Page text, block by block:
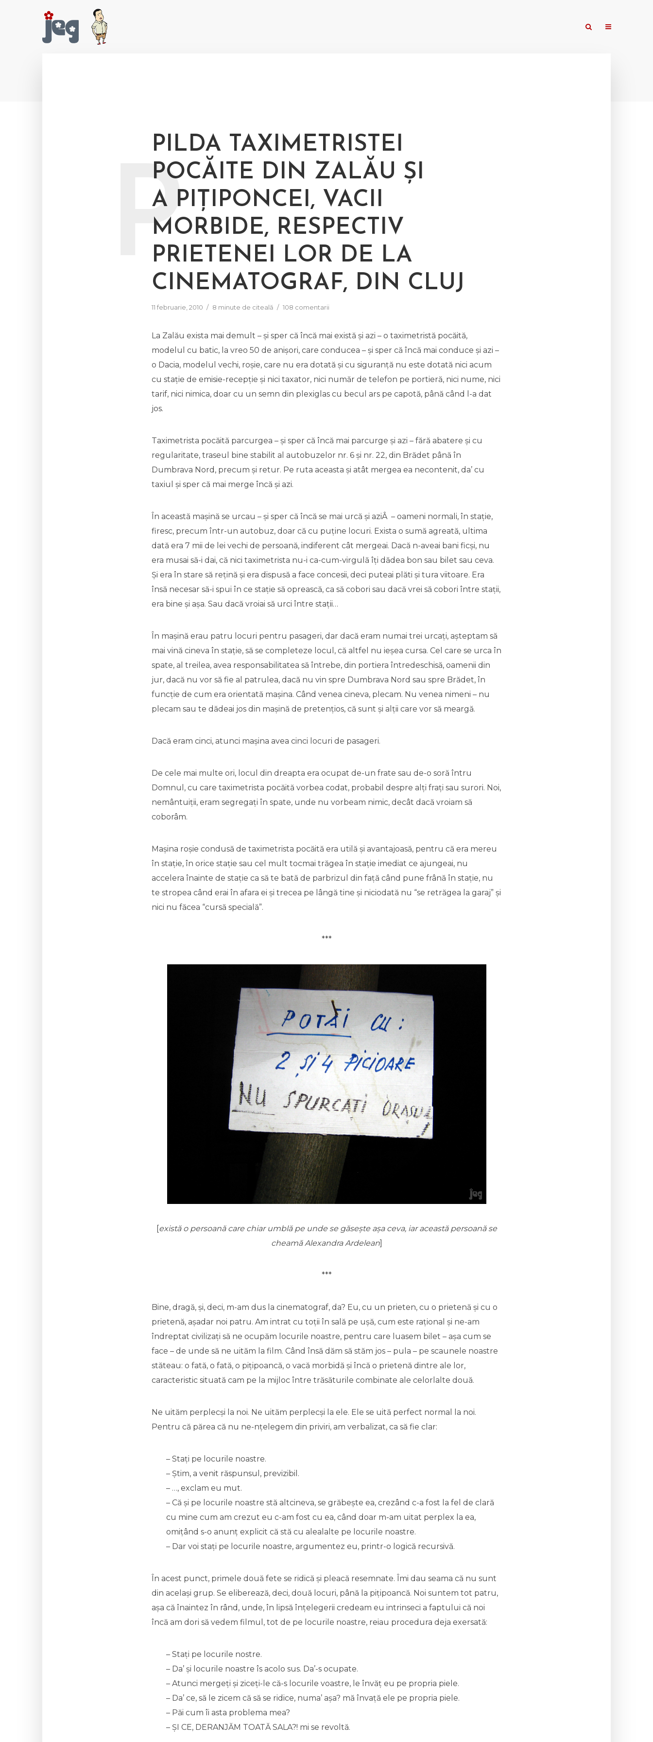
PILDA TAXIMETRISTEI
POCĂITE DIN ZALĂU ȘI
A PIȚIPONCEI, VACII
MORBIDE, RESPECTIV
PRIETENEI LOR DE LA
CINEMATOGRAF, DIN CLUJ
11 februarie, 2010 8 minute de citeală 108 comentarii
P
La Zalău exista mai demult – și sper că încă mai există și azi – o taximetristă pocăită,
modelul cu batic, la vreo 50 de anișori, care conducea – și sper că încă mai conduce și azi –
o Dacia, modelul vechi, roșie, care nu era dotată și cu siguranță nu este dotată nici acum
cu stație de emisie-recepție și nici taxator, nici număr de telefon pe portieră, nici nume, nici
tarif, nici nimica, doar cu un semn din plexiglas cu becul ars pe capotă, până când l-a dat
jos.
Taximetrista pocăită parcurgea – și sper că încă mai parcurge și azi – fără abatere și cu
regularitate, traseul bine stabilit al autobuzelor nr. 6 și nr. 22, din Brădet până în
Dumbrava Nord, precum și retur. Pe ruta aceasta și atât mergea ea necontenit, da’ cu
taxiul și sper că mai merge încă și azi.
În această mașină se urcau – și sper că încă se mai urcă și aziÂ – oameni normali, în stație,
firesc, precum într-un autobuz, doar că cu puține locuri. Exista o sumă agreată, ultima
dată era 7 mii de lei vechi de persoană, indiferent cât mergeai. Dacă n-aveai bani ficși, nu
era musai să-i dai, că nici taximetrista nu-i ca-cum-virgulă îți dădea bon sau bilet sau ceva.
Și era în stare să rețină și era dispusă a face concesii, deci puteai plăti și tura viitoare. Era
însă necesar să-i spui în ce stație să oprească, ca să cobori sau dacă vrei să cobori între stații,
era bine și așa. Sau dacă vroiai să urci între stații…
În mașină erau patru locuri pentru pasageri, dar dacă eram numai trei urcați, așteptam să
mai vină cineva în stație, să se completeze locul, că altfel nu ieșea cursa. Cel care se urca în
spate, al treilea, avea responsabilitatea să întrebe, din portiera întredeschisă, oamenii din
jur, dacă nu vor să fie al patrulea, dacă nu vin spre Dumbrava Nord sau spre Brădet, în
funcție de cum era orientată mașina. Când venea cineva, plecam. Nu venea nimeni – nu
plecam sau te dădeai jos din mașină de pretențios, că sunt și alții care vor să meargă.
Dacă eram cinci, atunci mașina avea cinci locuri de pasageri.
De cele mai multe ori, locul din dreapta era ocupat de-un frate sau de-o soră întru
Domnul, cu care taximetrista pocăită vorbea codat, probabil despre alți frați sau surori. Noi,
nemântuiții, eram segregați în spate, unde nu vorbeam nimic, decât dacă vroiam să
coborâm.
Mașina roșie condusă de taximetrista pocăită era utilă și avantajoasă, pentru că era mereu
în stație, în orice stație sau cel mult tocmai trăgea în stație imediat ce ajungeai, nu
accelera înainte de stație ca să te bată de parbrizul din față când pune frână în stație, nu
te stropea când erai în afara ei și trecea pe lângă tine și niciodată nu “se retrăgea la garaj” și
nici nu făcea “cursă specială”.
***
[există o persoană care chiar umblă pe unde se găsește așa ceva, iar această persoană se
cheamă Alexandra Ardelean]
***
Bine, dragă, și, deci, m-am dus la cinematograf, da? Eu, cu un prieten, cu o prietenă și cu o
prietenă, așadar noi patru. Am intrat cu toții în sală pe ușă, cum este rațional și ne-am
îndreptat civilizați să ne ocupăm locurile noastre, pentru care luasem bilet – așa cum se
face – de unde să ne uităm la film. Când însă dăm să stăm jos – pula – pe scaunele noastre
stăteau: o fată, o fată, o pițipoancă, o vacă morbidă și încă o prietenă dintre ale lor,
caracteristic situată cam pe la mijloc între trăsăturile combinate ale celorlalte două.
Ne uităm perplecși la noi. Ne uităm perplecși la ele. Ele se uită perfect normal la noi.
Pentru că părea că nu ne-nțelegem din priviri, am verbalizat, ca să fie clar:
– Stați pe locurile noastre.
– Știm, a venit răspunsul, previzibil.
– …, exclam eu mut.
– Că și pe locurile noastre stă altcineva, se grăbește ea, crezând c-a fost la fel de clară
cu mine cum am crezut eu c-am fost cu ea, când doar m-am uitat perplex la ea,
omițând s-o anunț explicit că stă cu alealalte pe locurile noastre.
– Dar voi stați pe locurile noastre, argumentez eu, printr-o logică recursivă.
În acest punct, primele două fete se ridică și pleacă resemnate. Îmi dau seama că nu sunt
din același grup. Se eliberează, deci, două locuri, până la pițipoancă. Noi suntem tot patru,
așa că înaintez în rând, unde, în lipsă înțelegerii credeam eu intrinseci a faptului că noi
încă am dori să vedem filmul, tot de pe locurile noastre, reiau procedura deja exersată:
– Stați pe locurile nostre.
– Da’ și locurile noastre îs acolo sus. Da’-s ocupate.
– Atunci mergeți și ziceți-le că-s locurile voastre, le învăț eu pe propria piele.
– Da’ ce, să le zicem că să se ridice, numa’ așa? mă învață ele pe propria piele.
– Păi cum îi asta problema mea?
– ȘI CE, DERANJĂM TOATĂ SALA?! mi se revoltă.